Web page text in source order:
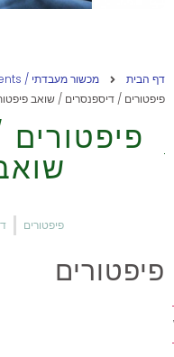
דף הבית
מכשור מעבדתי / Laboratory Instruments
פיפטורים / דיספנסרים / שואב
פיפטורים
פיפטורים